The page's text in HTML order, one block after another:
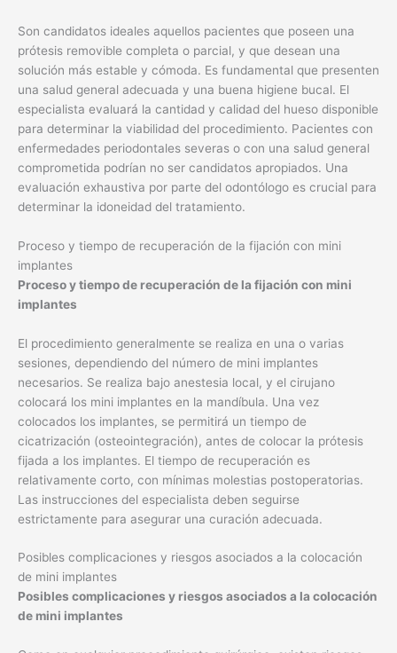
Son candidatos ideales aquellos pacientes que poseen una
prótesis removible completa o parcial, y que desean una
solución más estable y cómoda. Es fundamental que presenten
una salud general adecuada y una buena higiene bucal. El
especialista evaluará la cantidad y calidad del hueso disponible
para determinar la viabilidad del procedimiento. Pacientes con
enfermedades periodontales severas o con una salud general
comprometida podrían no ser candidatos apropiados. Una
evaluación exhaustiva por parte del odontólogo es crucial para
determinar la idoneidad del tratamiento.
Proceso y tiempo de recuperación de la fijación con mini
implantes
Proceso y tiempo de recuperación de la fijación con mini
implantes
El procedimiento generalmente se realiza en una o varias
sesiones, dependiendo del número de mini implantes
necesarios. Se realiza bajo anestesia local, y el cirujano
colocará los mini implantes en la mandíbula. Una vez
colocados los implantes, se permitirá un tiempo de
cicatrización (osteointegración), antes de colocar la prótesis
fijada a los implantes. El tiempo de recuperación es
relativamente corto, con mínimas molestias postoperatorias.
Las instrucciones del especialista deben seguirse
estrictamente para asegurar una curación adecuada.
Posibles complicaciones y riesgos asociados a la colocación
de mini implantes
Posibles complicaciones y riesgos asociados a la colocación
de mini implantes